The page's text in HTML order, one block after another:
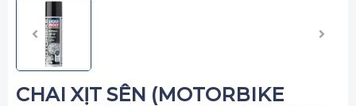
CHAI XỊT SÊN (MOTORBIKE